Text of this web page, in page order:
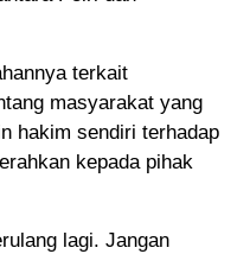
terkait
masyarakat yang
hakim sendiri terhadap
kepada pihak
lagi. Jangan